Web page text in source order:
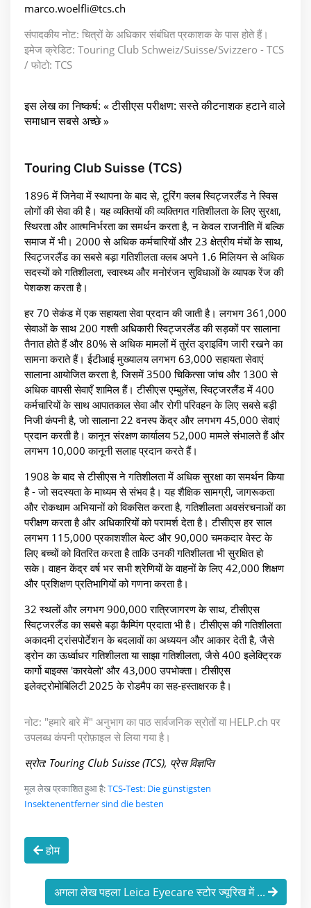
marco.woelfli@tcs.ch
संपादकीय नोट: चित्रों के अधिकार संबंधित प्रकाशक के पास होते हैं।
इमेज क्रेडिट: Touring Club Schweiz/Suisse/Svizzero - TCS
/ फोटो: TCS
इस लेख का निष्कर्ष: « टीसीएस परीक्षण: सस्ते कीटनाशक हटाने वाले
समाधान सबसे अच्छे »
Touring Club Suisse (TCS)
1896 में जिनेवा में स्थापना के बाद से, टूरिंग क्लब स्विट्जरलैंड ने स्विस
लोगों की सेवा की है। यह व्यक्तियों की व्यक्तिगत गतिशीलता के लिए सुरक्षा,
स्थिरता और आत्मनिर्भरता का समर्थन करता है, न केवल राजनीति में बल्कि
समाज में भी। 2000 से अधिक कर्मचारियों और 23 क्षेत्रीय मंचों के साथ,
स्विट्जरलैंड का सबसे बड़ा गतिशीलता क्लब अपने 1.6 मिलियन से अधिक
सदस्यों को गतिशीलता, स्वास्थ्य और मनोरंजन सुविधाओं के व्यापक रेंज की
पेशकश करता है।
हर 70 सेकंड में एक सहायता सेवा प्रदान की जाती है। लगभग 361,000
सेवाओं के साथ 200 गश्ती अधिकारी स्विट्जरलैंड की सड़कों पर सालाना
तैनात होते हैं और 80% से अधिक मामलों में तुरंत ड्राइविंग जारी रखने का
सामना कराते हैं। ईटीआई मुख्यालय लगभग 63,000 सहायता सेवाएं
सालाना आयोजित करता है, जिसमें 3500 चिकित्सा जांच और 1300 से
अधिक वापसी सेवाएँ शामिल हैं। टीसीएस एम्बुलेंस, स्विट्जरलैंड में 400
कर्मचारियों के साथ आपातकाल सेवा और रोगी परिवहन के लिए सबसे बड़ी
निजी कंपनी है, जो सालाना 22 वनस्प केंद्र और लगभग 45,000 सेवाएं
प्रदान करती है। कानून संरक्षण कार्यालय 52,000 मामले संभालते हैं और
लगभग 10,000 कानूनी सलाह प्रदान करते हैं।
1908 के बाद से टीसीएस ने गतिशीलता में अधिक सुरक्षा का समर्थन किया
है - जो सदस्यता के माध्यम से संभव है। यह शैक्षिक सामग्री, जागरूकता
और रोकथाम अभियानों को विकसित करता है, गतिशीलता अवसंरचनाओं का
परीक्षण करता है और अधिकारियों को परामर्श देता है। टीसीएस हर साल
लगभग 115,000 प्रकाशशील बेल्ट और 90,000 चमकदार वेस्ट के
लिए बच्चों को वितरित करता है ताकि उनकी गतिशीलता भी सुरक्षित हो
सके। वाहन केंद्र वर्ष भर सभी श्रेणियों के वाहनों के लिए 42,000 शिक्षण
और प्रशिक्षण प्रतिभागियों को गणना करता है।
32 स्थलों और लगभग 900,000 रात्रिजागरण के साथ, टीसीएस
स्विट्जरलैंड का सबसे बड़ा कैम्पिंग प्रदाता भी है। टीसीएस की गतिशीलता
अकादमी ट्रांसपोर्टेशन के बदलावों का अध्ययन और आकार देती है, जैसे
ड्रोन का ऊर्ध्वाधर गतिशीलता या साझा गतिशीलता, जैसे 400 इलेक्ट्रिक
कार्गो बाइक्स 'कारवेलो' और 43,000 उपभोक्ता। टीसीएस
इलेक्ट्रोमोबिलिटी 2025 के रोडमैप का सह-हस्ताक्षरक है।
नोट: "हमारे बारे में" अनुभाग का पाठ सार्वजनिक स्रोतों या HELP.ch पर
उपलब्ध कंपनी प्रोफ़ाइल से लिया गया है।
स्रोत: Touring Club Suisse (TCS), प्रेस विज्ञप्ति
मूल लेख प्रकाशित हुआ है:TCS-Test: Die günstigsten
Insektenentferner sind die besten
होम
अगला लेख पहला Leica Eyecare स्टोर ज्यूरिख में ...